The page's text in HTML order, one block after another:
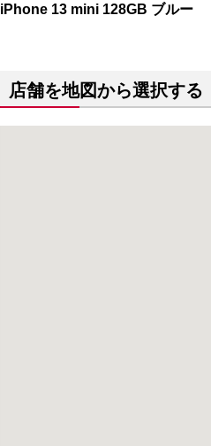
iPhone 13 mini 128GB ブルー
店舗を地図から選択する